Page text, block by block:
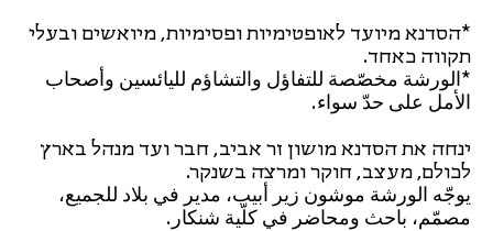
*הסדנא מיועד לאופטימיות ופסימיות, מיואשים ובעלי
תקווה כאחד.
*الورشة مخصّصة للتفاؤل والتشاؤم لليائسين وأصحاب
الأمل على حدّ سواء.
ינחה את הסדנא מושון זר אביב, חבר ועד מנהל בארץ
לכולם, מעצב, חוקר ומרצה בשנקר.
يوجّه الورشة موشون زير أبيب، مدير في بلاد للجميع،
مصمّم، باحث ومحاضر في كلّية شنكار.